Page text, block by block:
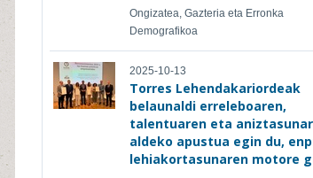
Ongizatea, Gazteria eta Erronka
Demografikoa
2025-10-13
Torres Lehendakariordeak
belaunaldi erreleboaren,
talentuaren eta
aldeko apustua egin du,
lehiakortasunaren motore